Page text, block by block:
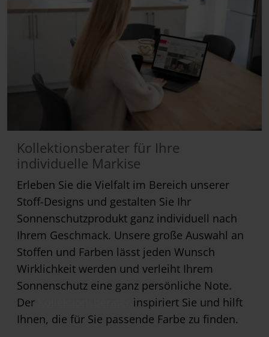
Kollektionsberater für Ihre
individuelle Markise
Erleben Sie die Vielfalt im Bereich unserer
Stoff-Designs und gestalten Sie Ihr
Sonnenschutzprodukt ganz individuell nach
Ihrem Geschmack. Unsere große Auswahl an
Stoffen und Farben lässt jeden Wunsch
Wirklichkeit werden und verleiht Ihrem
Sonnenschutz eine ganz persönliche Note.
Der
inspiriert Sie und hilft
Ihnen, die für Sie passende Farbe zu finden.